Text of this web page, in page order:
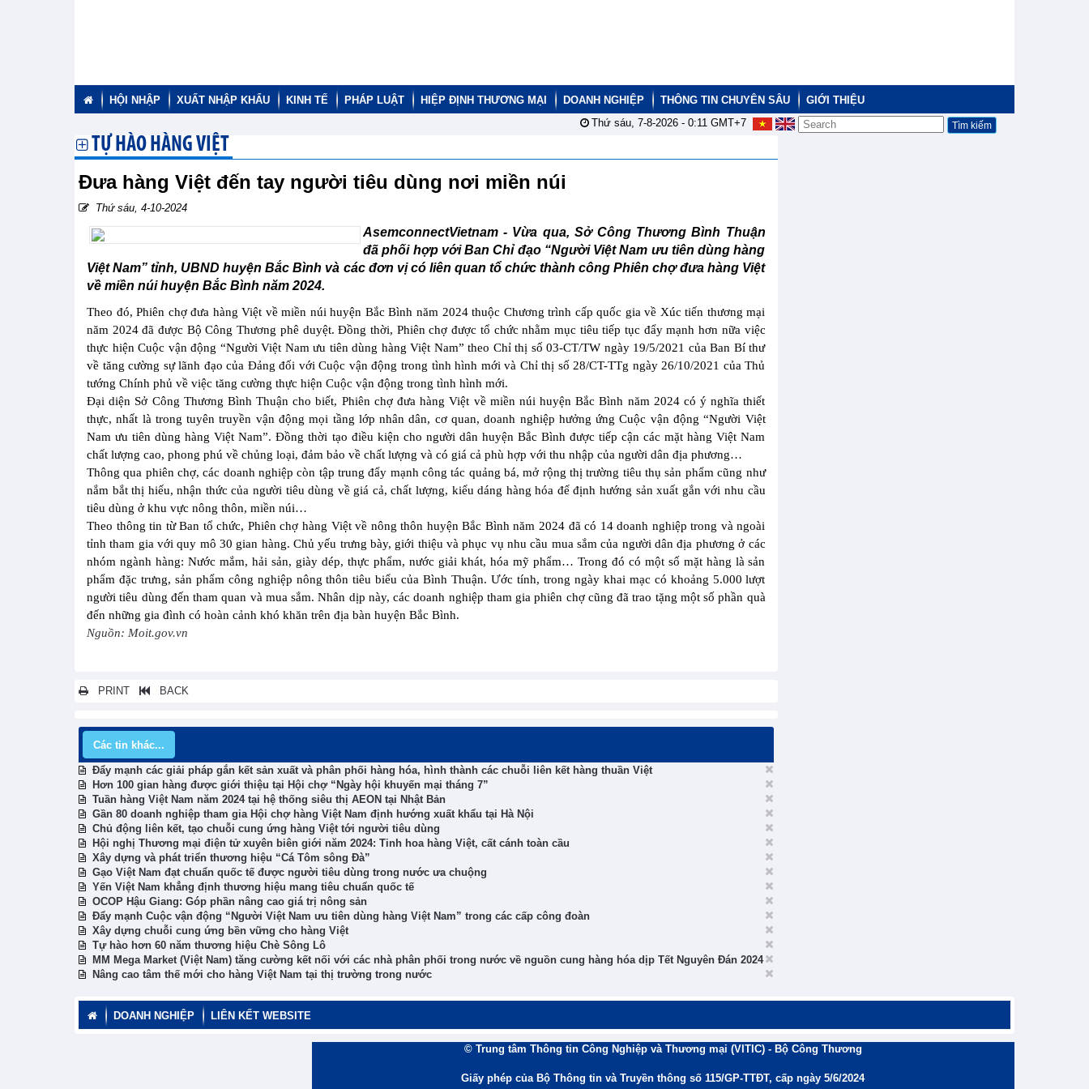
HỘI NHẬP XUẤT NHẬP KHẨU KINH TẾ PHÁP LUẬT HIỆP ĐỊNH THƯƠNG MẠI DOANH NGHIỆP THÔNG TIN CHUYÊN SÂU
GIỚI THIỆU
Thứ sáu, 7-8-2026 - 0:11GMT+7
TỰ HÀO HÀNG VIỆT
Đưa hàng Việt đến tay người tiêu dùng nơi miền núi
Thứ sáu, 4-10-2024
AsemconnectVietnam - Vừa qua, Sở Công Thương Bình Thuận
đã phối hợp với Ban Chỉ đạo “Người Việt Nam ưu tiên dùng hàng
Việt Nam” tỉnh, UBND huyện Bắc Bình và các đơn vị có liên quan tổ chức thành công Phiên chợ đưa hàng Việt
về miền núi huyện Bắc Bình năm 2024.
Theo đó, Phiên chợ đưa hàng Việt về miền núi huyện Bắc Bình năm 2024 thuộc Chương trình cấp quốc gia về Xúc tiến thương mại
năm 2024 đã được Bộ Công Thương phê duyệt. Đồng thời, Phiên chợ được tổ chức nhằm mục tiêu tiếp tục đẩy mạnh hơn nữa việc
thực hiện Cuộc vận động “Người Việt Nam ưu tiên dùng hàng Việt Nam” theo Chỉ thị số 03-CT/TW ngày 19/5/2021 của Ban Bí thư
về tăng cường sự lãnh đạo của Đảng đối với Cuộc vận động trong tình hình mới và Chỉ thị số 28/CT-TTg ngày 26/10/2021 của Thủ
tướng Chính phủ về việc tăng cường thực hiện Cuộc vận động trong tình hình mới.
Đại diện Sở Công Thương Bình Thuận cho biết, Phiên chợ đưa hàng Việt về miền núi huyện Bắc Bình năm 2024 có ý nghĩa thiết
thực, nhất là trong tuyên truyền vận động mọi tầng lớp nhân dân, cơ quan, doanh nghiệp hưởng ứng Cuộc vận động “Người Việt
Nam ưu tiên dùng hàng Việt Nam”. Đồng thời tạo điều kiện cho người dân huyện Bắc Bình được tiếp cận các mặt hàng Việt Nam
chất lượng cao, phong phú về chủng loại, đảm bảo về chất lượng và có giá cả phù hợp với thu nhập của người dân địa phương…
Thông qua phiên chợ, các doanh nghiệp còn tập trung đẩy mạnh công tác quảng bá, mở rộng thị trường tiêu thụ sản phẩm cũng như
nắm bắt thị hiếu, nhận thức của người tiêu dùng về giá cả, chất lượng, kiểu dáng hàng hóa để định hướng sản xuất gắn với nhu cầu
tiêu dùng ở khu vực nông thôn, miền núi…
Theo thông tin từ Ban tổ chức, Phiên chợ hàng Việt về nông thôn huyện Bắc Bình năm 2024 đã có 14 doanh nghiệp trong và ngoài
tỉnh tham gia với quy mô 30 gian hàng. Chủ yếu trưng bày, giới thiệu và phục vụ nhu cầu mua sắm của người dân địa phương ở các
nhóm ngành hàng: Nước mắm, hải sản, giày dép, thực phẩm, nước giải khát, hóa mỹ phẩm… Trong đó có một số mặt hàng là sản
phẩm đặc trưng, sản phẩm công nghiệp nông thôn tiêu biểu của Bình Thuận. Ước tính, trong ngày khai mạc có khoảng 5.000 lượt
người tiêu dùng đến tham quan và mua sắm. Nhân dịp này, các doanh nghiệp tham gia phiên chợ cũng đã trao tặng một số phần quà
đến những gia đình có hoàn cảnh khó khăn trên địa bàn huyện Bắc Bình.
Nguồn: Moit.gov.vn
PRINT BACK
Các tin khác...
Đẩy mạnh các giải pháp gắn kết sản xuất và phân phối hàng hóa, hình thành các chuỗi liên kết hàng thuần Việt
Hơn 100 gian hàng được giới thiệu tại Hội chợ “Ngày hội khuyến mại tháng 7”
Tuần hàng Việt Nam năm 2024 tại hệ thống siêu thị AEON tại Nhật Bản
Gần 80 doanh nghiệp tham gia Hội chợ hàng Việt Nam định hướng xuất khẩu tại Hà Nội
Chủ động liên kết, tạo chuỗi cung ứng hàng Việt tới người tiêu dùng
Hội nghị Thương mại điện tử xuyên biên giới năm 2024: Tinh hoa hàng Việt, cất cánh toàn cầu
Xây dựng và phát triển thương hiệu “Cá Tôm sông Đà”
Gạo Việt Nam đạt chuẩn quốc tế được người tiêu dùng trong nước ưa chuộng
Yến Việt Nam khẳng định thương hiệu mang tiêu chuẩn quốc tế
OCOP Hậu Giang: Góp phần nâng cao giá trị nông sản
Đẩy mạnh Cuộc vận động “Người Việt Nam ưu tiên dùng hàng Việt Nam” trong các cấp công đoàn
Xây dựng chuỗi cung ứng bền vững cho hàng Việt
Tự hào hơn 60 năm thương hiệu Chè Sông Lô
MM Mega Market (Việt Nam) tăng cường kết nối với các nhà phân phối trong nước về nguồn cung hàng hóa dịp Tết Nguyên Đán 2024
Nâng cao tâm thế mới cho hàng Việt Nam tại thị trường trong nước
DOANH NGHIỆP LIÊN KẾT WEBSITE
© Trung tâm Thông tin Công Nghiệp và Thương mại (VITIC) - Bộ Công Thương
Giấy phép của Bộ Thông tin và Truyền thông số 115/GP-TTĐT, cấp ngày 5/6/2024